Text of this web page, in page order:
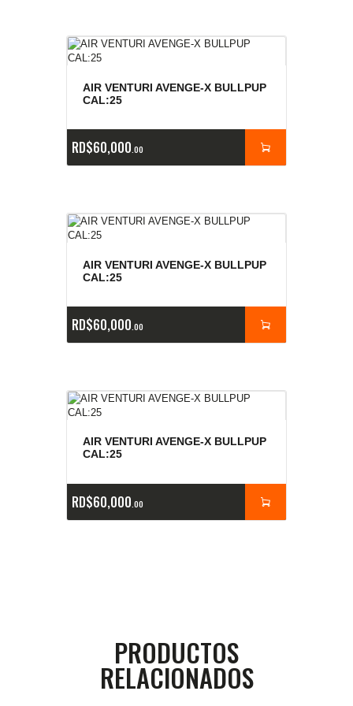
AIR VENTURI AVENGE-X BULLPUP
CAL:25
RD$60,000 00
AIR VENTURI AVENGE-X BULLPUP
CAL:25
RD$60,000 00
AIR VENTURI AVENGE-X BULLPUP
CAL:25
RD$60,000 00
PRODUCTOS
RELACIONADOS